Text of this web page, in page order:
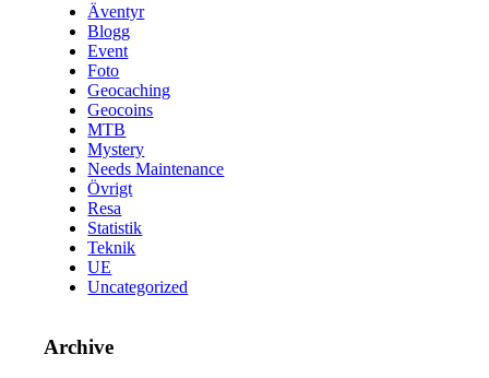
Äventyr
Blogg
Event
Foto
Geocaching
Geocoins
MTB
Mystery
Needs Maintenance
Övrigt
Resa
Statistik
Teknik
UE
Uncategorized
Archive